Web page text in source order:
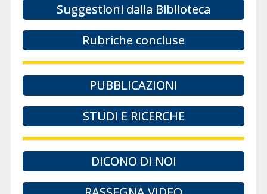
Suggestioni dalla Biblioteca
Rubriche concluse
PUBBLICAZIONI
STUDI E RICERCHE
DICONO DI NOI